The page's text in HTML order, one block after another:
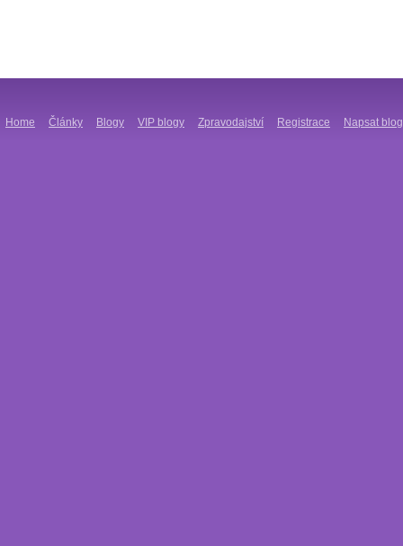
Home Články Blogy VIP blogy Zpravodajství Registrace Napsat blog